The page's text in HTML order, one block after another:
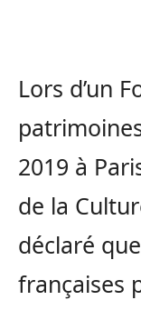
Lors d’un
2019 à
de la
déclaré
françaises